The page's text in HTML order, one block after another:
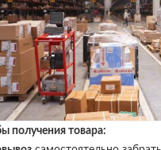
получения товара: